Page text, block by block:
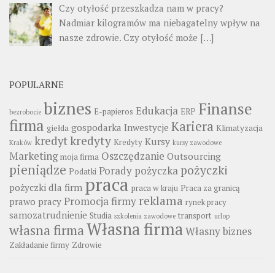
Czy otyłość przeszkadza nam w pracy?
Nadmiar kilogramów ma niebagatelny wpływ na
nasze zdrowie. Czy otyłość może […]
POPULARNE
bezrobocie biznes E-papieros Edukacja ERP Finanse
firma giełda gospodarka Inwestycje Kariera Klimatyzacja
Kraków kredytkredyty Kredyty Kursy kursy zawodowe
Marketing moja firma Oszczędzanie Outsourcing
pieniądze Podatki Porady pożyczka pożyczki
pożyczki dla firm praca praca w kraju Praca za granicą
prawo pracy Promocja firmy reklama rynek pracy
samozatrudnienie Studia szkolenia zawodowe transport urlop
własna firmaWłasna firmaWłasny biznes
Zakładanie firmy Zdrowie